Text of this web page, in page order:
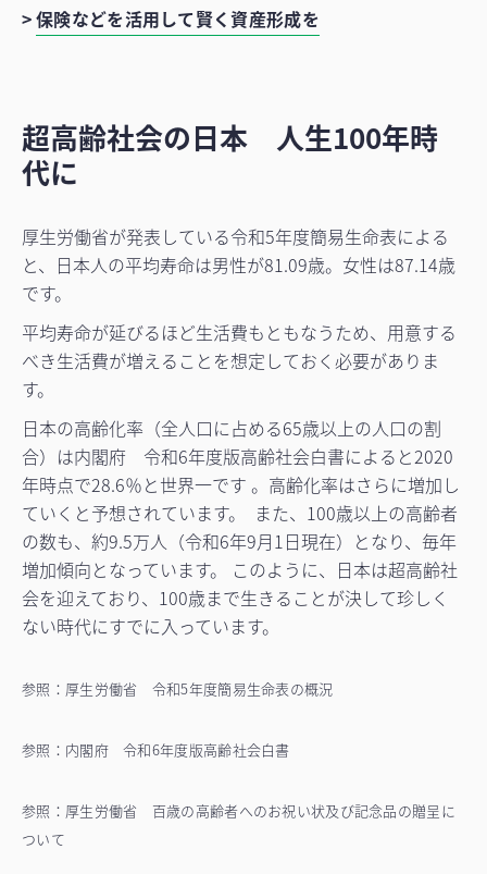
>保険などを活用して賢く資産形成を
超高齢社会の日本 人生100年時
代に
厚生労働省が発表している令和5年度簡易生命表による
と、日本人の平均寿命は男性が81.09歳。女性は87.14歳
です。
平均寿命が延びるほど生活費もともなうため、用意する
べき生活費が増えることを想定しておく必要がありま
す。
日本の高齢化率（全人口に占める65歳以上の人口の割
合）は内閣府 令和6年度版高齢社会白書によると2020
年時点で28.6％と世界一です 。高齢化率はさらに増加し
ていくと予想されています。 また、100歳以上の高齢者
の数も、約9.5万人（令和6年9月1日現在）となり、毎年
増加傾向となっています。 このように、日本は超高齢社
会を迎えており、100歳まで生きることが決して珍しく
ない時代にすでに入っています。
参照：厚生労働省 令和5年度簡易生命表の概況
参照：内閣府 令和6年度版高齢社会白書
参照：厚生労働省 百歳の高齢者へのお祝い状及び記念品の贈呈に
ついて